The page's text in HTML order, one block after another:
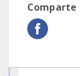
Comparte